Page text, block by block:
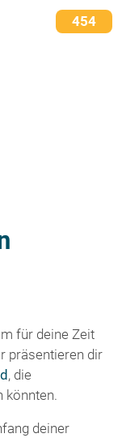
454
für deine Zeit
präsentieren dir
, die
könnten.
deiner